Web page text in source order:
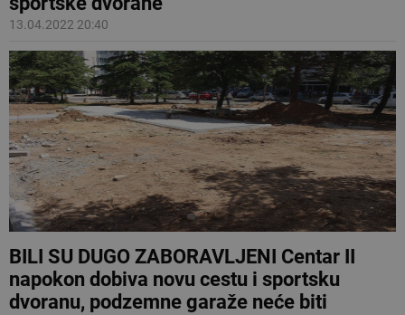
13.04.2022 20:40
BILI SU DUGO ZABORAVLJENI Centar II
napokon dobiva novu cestu i sportsku
dvoranu, podzemne garaže neće biti